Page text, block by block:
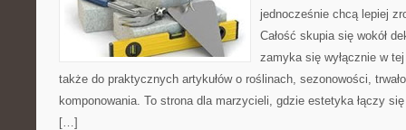
jednocześnie chcą lepiej
Całość skupia się wokół
zamyka się wyłącznie w
także do praktycznych artykułów o roślinach, sezonowości,
komponowania. To strona dla marzycieli, gdzie estetyka łączy
[…]